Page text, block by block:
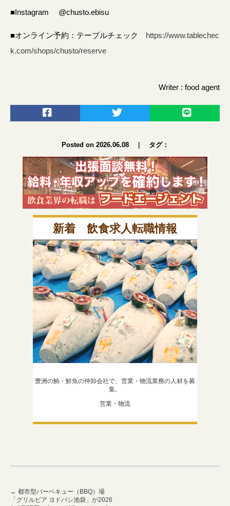
■Instagram @chusto.ebisu
■オンライン予約：テーブルチェック https://www.tablechec
k.com/shops/chusto/reserve
Writer : food agent
Posted on 2026.06.08 タグ：
新着 飲食求人転職情報
豊洲の鮪・鮮魚の仲卸会社で、営業・物流業務の人材を募
集。
営業・物流
Post navigation
← 都市型バーベキュー（BBQ）場
「グリルピア ヨドバシ池袋」が2026